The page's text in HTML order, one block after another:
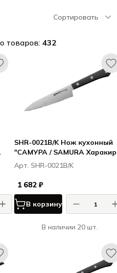
Сортировать
товаров: 432
SHR-0021B/K Нож кухонный
"САМУРА / SAMURA
Harakiri" универсальный 120
мм, корроз.-стойкая сталь,
ABS пластик
Арт. SHR-0021B/K
1 682 ₽
В корзину
В наличии 20 шт.